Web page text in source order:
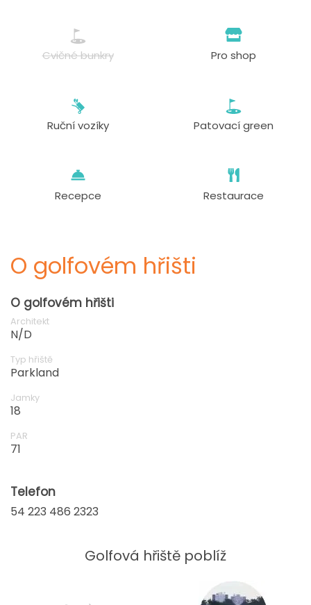
Cvičné bunkry Pro shop
Ruční vozíky Patovací green
Recepce Restaurace
O golfovém hřišti
O golfovém hřišti
Architekt
N/D
Typ hřiště
Parkland
Jamky
18
PAR
71
Telefon
54 223 486 2323
Golfová hřiště poblíž